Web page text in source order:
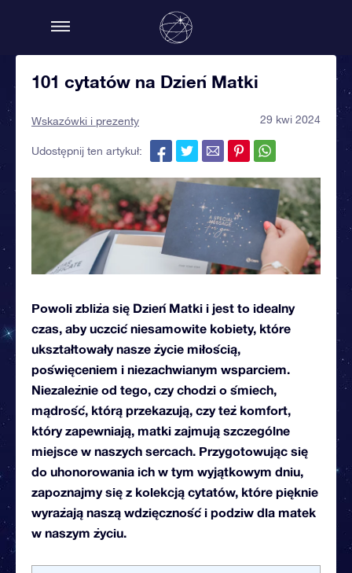
101 cytatów na Dzień Matki
Wskazówki i prezenty 29 kwi 2024
Udostępnij ten artykuł:
Powoli zbliża się Dzień Matki i jest to idealny
czas, aby uczcić niesamowite kobiety, które
ukształtowały nasze życie miłością,
poświęceniem i niezachwianym wsparciem.
Niezależnie od tego, czy chodzi o śmiech,
mądrość, którą przekazują, czy też komfort,
który zapewniają, matki zajmują szczególne
miejsce w naszych sercach. Przygotowując się
do uhonorowania ich w tym wyjątkowym dniu,
zapoznajmy się z kolekcją cytatów, które pięknie
wyrażają naszą wdzięczność i podziw dla matek
w naszym życiu.